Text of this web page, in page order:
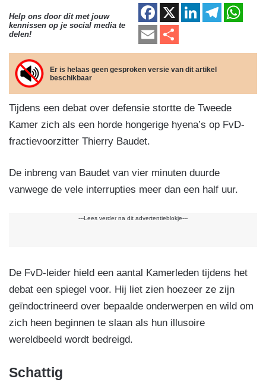
Help ons door dit met jouw
kennissen op je social media te
delen!
F
a
c
e
b
o
o
X
Li
k
e
dI
n
T
e
a
m
at
A
p
E
m
ail
el
e
n
Er is helaas geen gesproken versie van dit artikel
beschikbaar
Tijdens een debat over defensie stortte de Tweede
Kamer zich als een horde hongerige hyena’s op FvD-
fractievoorzitter Thierry Baudet.
De inbreng van Baudet van vier minuten duurde
vanwege de vele interrupties meer dan een half uur.
---Lees verder na dit advertentieblokje---
De FvD-leider hield een aantal Kamerleden tijdens het
debat een spiegel voor. Hij liet zien hoezeer ze zijn
geïndoctrineerd over bepaalde onderwerpen en wild om
zich heen beginnen te slaan als hun illusoire
wereldbeeld wordt bedreigd.
Schattig